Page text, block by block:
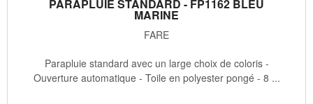
PARAPLUIE STANDARD - FP1162 BLEU
MARINE
FARE
Parapluie standard avec un large choix de coloris -
Ouverture automatique - Toile en polyester pongé - 8 ...